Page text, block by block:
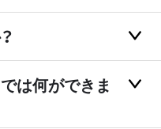
は何ができま